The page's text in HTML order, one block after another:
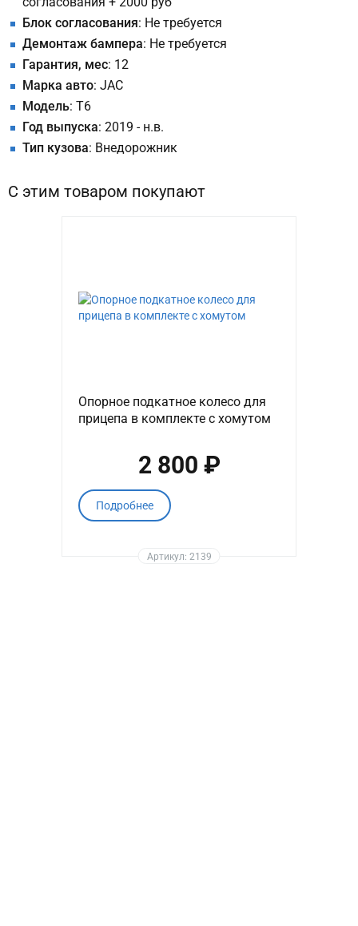
Блок согласования: Не требуется
Демонтаж бампера: Не требуется
Гарантия, мес: 12
Марка авто: JAC
Модель: T6
Год выпуска: 2019 - н.в.
Тип кузова: Внедорожник
С этим товаром покупают
Опорное подкатное колесо для
прицепа в комплекте с хомутом
2 800 ₽
Подробнее
Артикул: 2139